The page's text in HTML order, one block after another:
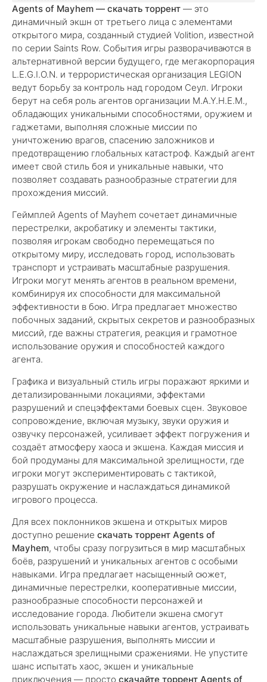
Agents of Mayhem — скачать торрент — это
динамичный экшн от третьего лица с элементами
открытого мира, созданный студией Volition, известной
по серии Saints Row. События игры разворачиваются в
альтернативной версии будущего, где мегакорпорация
L.E.G.I.O.N. и террористическая организация LEGION
ведут борьбу за контроль над городом Сеул. Игроки
берут на себя роль агентов организации M.A.Y.H.E.M.,
обладающих уникальными способностями, оружием и
гаджетами, выполняя сложные миссии по
уничтожению врагов, спасению заложников и
предотвращению глобальных катастроф. Каждый агент
имеет свой стиль боя и уникальные навыки, что
позволяет создавать разнообразные стратегии для
прохождения миссий.
Геймплей Agents of Mayhem сочетает динамичные
перестрелки, акробатику и элементы тактики,
позволяя игрокам свободно перемещаться по
открытому миру, исследовать город, использовать
транспорт и устраивать масштабные разрушения.
Игроки могут менять агентов в реальном времени,
комбинируя их способности для максимальной
эффективности в бою. Игра предлагает множество
побочных заданий, скрытых секретов и разнообразных
миссий, где важны стратегия, реакция и грамотное
использование оружия и способностей каждого
агента.
Графика и визуальный стиль игры поражают яркими и
детализированными локациями, эффектами
разрушений и спецэффектами боевых сцен. Звуковое
сопровождение, включая музыку, звуки оружия и
озвучку персонажей, усиливает эффект погружения и
создаёт атмосферу хаоса и экшена. Каждая миссия и
бой продуманы для максимальной зрелищности, где
игроки могут экспериментировать с тактикой,
разрушать окружение и наслаждаться динамикой
игрового процесса.
Для всех поклонников экшена и открытых миров
доступно решение скачать торрент Agents of
Mayhem, чтобы сразу погрузиться в мир масштабных
боёв, разрушений и уникальных агентов с особыми
навыками. Игра предлагает насыщенный сюжет,
динамичные перестрелки, кооперативные миссии,
разнообразные способности персонажей и
исследование города. Любители экшена смогут
использовать уникальные навыки агентов, устраивать
масштабные разрушения, выполнять миссии и
наслаждаться зрелищными сражениями. Не упустите
шанс испытать хаос, экшен и уникальные
приключения — просто скачайте торрент Agents of